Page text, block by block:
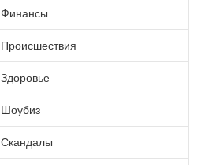
Финансы
Происшествия
Здоровье
Шоубиз
Скандалы